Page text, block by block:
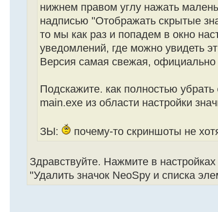
нижнем правом углу нажать
надписью "Отображать скрытые
то мы как раз и попадем в окно
уведомлений, где можно увидеть
Версия самая свежая, официально
Подскажите. как полностью
main.exe из области настройки
ЗЫ: почему-то скриншоты не
Здравствуйте. Нажмите в
"Удалить значок NeoSpy и списка